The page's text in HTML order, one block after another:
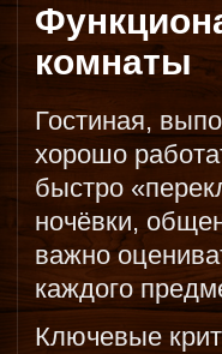
комнаты
Гостиная,
хорошо
быстро
ночёвки,
важно
каждого
Ключевые